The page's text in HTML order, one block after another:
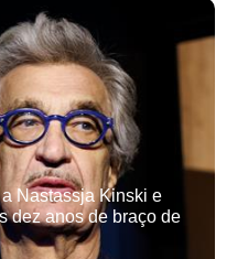
Nastassja Kinski e
dez anos de braço de